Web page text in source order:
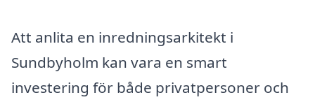
Att anlita en inredningsarkitekt i
Sundbyholm kan vara en smart
investering för både privatpersoner och